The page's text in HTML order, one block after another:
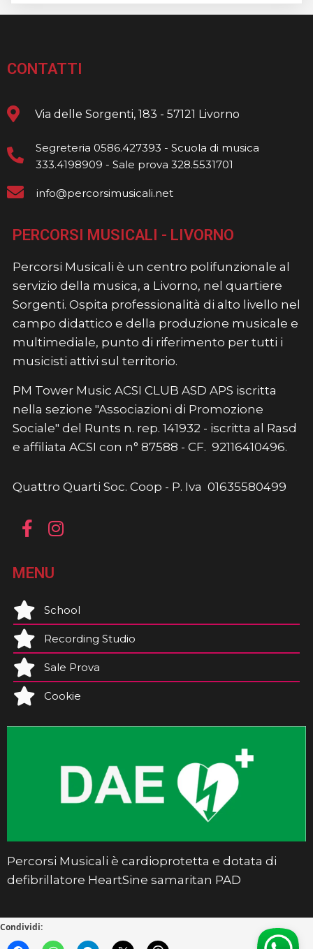
CONTATTI
Via delle Sorgenti, 183 - 57121 Livorno
Segreteria 0586.427393 - Scuola di musica
333.4198909 - Sale prova 328.5531701
info@percorsimusicali.net
PERCORSI MUSICALI - LIVORNO
Percorsi Musicali è un centro polifunzionale al
servizio della musica, a Livorno, nel quartiere
Sorgenti. Ospita professionalità di alto livello nel
campo didattico e della produzione musicale e
multimediale, punto di riferimento per tutti i
musicisti attivi sul territorio.
PM Tower Music ACSI CLUB ASD APS iscritta
nella sezione "Associazioni di Promozione
Sociale" del Runts n. rep. 141932 - iscritta al Rasd
e affiliata ACSI con n° 87588 - CF. 92116410496.
Quattro Quarti Soc. Coop - P. Iva 01635580499
MENU
School
Recording Studio
Sale Prova
Cookie
Percorsi Musicali è cardioprotetta e dotata di
defibrillatore HeartSine samaritan PAD
Condividi: